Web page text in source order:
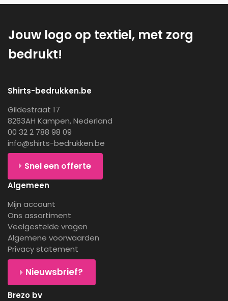
Jouw logo op textiel, met zorg
bedrukt!
Shirts-bedrukken.be
Gildestraat 17
8263AH Kampen, Nederland
00 32 2 788 98 09
info@shirts-bedrukken.be
Snel een offerte
Algemeen
Mijn account
Ons assortiment
Veelgestelde vragen
Algemene voorwaarden
Privacy statement
Nieuwsbrief?
Brezo bv